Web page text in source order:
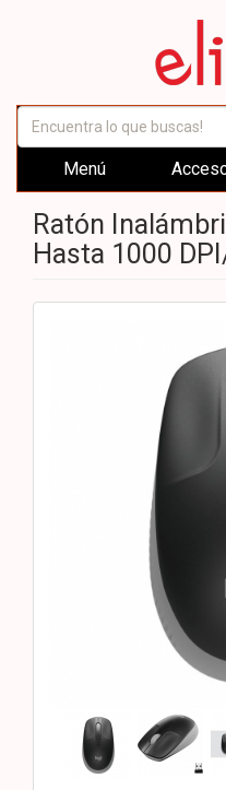
Menú
Ratón
Hasta 1000